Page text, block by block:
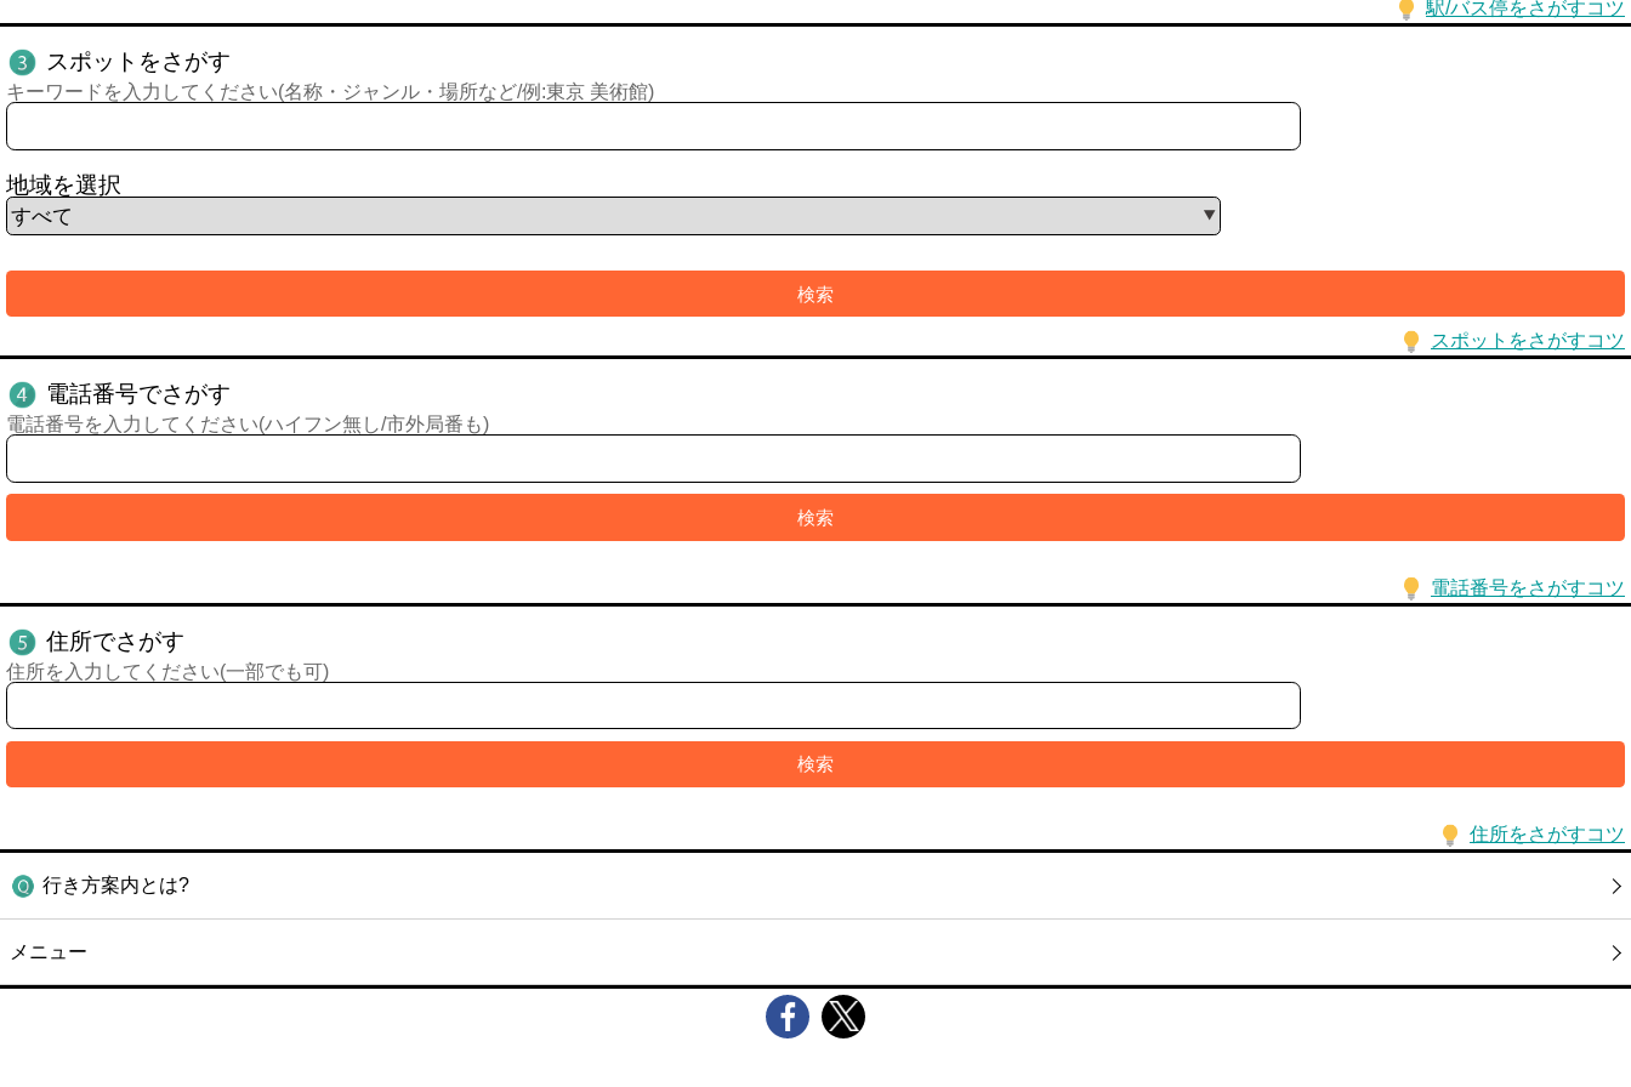
駅/バス停をさがすコツ
スポットをさがす
キーワードを入力してください(名称・ジャンル・場所など/例:東京 美術館)
地域を選択
スポットをさがすコツ
電話番号でさがす
電話番号を入力してください(ハイフン無し/市外局番も)
電話番号をさがすコツ
住所でさがす
住所を入力してください(一部でも可)
住所をさがすコツ
行き方案内とは?
メニュー